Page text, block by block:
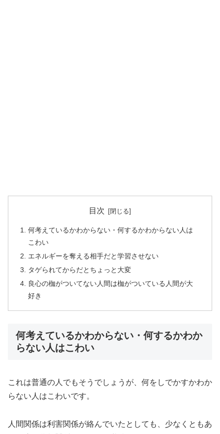
目次
何考えているかわからない・何するかわからない人は
こわい
エネルギーを奪える相手だと学習させない
タゲられてからだとちょっと大変
良心の枷がついてない人間は枷がついている人間が大
好き
何考えているかわからない・何するかわか
らない人はこわい
これは普通の人でもそうでしょうが、何をしでかすかわか
らない人はこわいです。
人間関係は利害関係が絡んでいたとしても、少なくともあ